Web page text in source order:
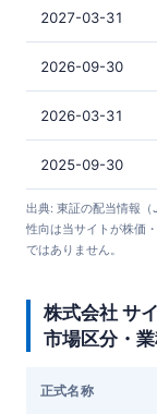
2027-03-31
2026-09-30
2026-03-31
2025-09-30
出典: 東証の配当情報
性向は当サイトが株価
ではありません。
株式会社 サ
市場区分・業
正式名称